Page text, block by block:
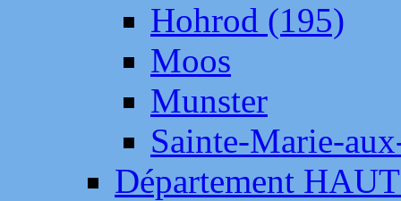
Hohrod (195)
Moos
Munster
Sainte-Marie-
Département